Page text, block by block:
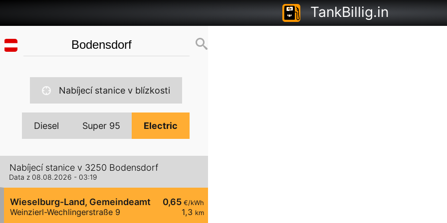
TankBillig.in
Nabíjecí stanice v blízkosti
Diesel Super 95 Electric
Nabíjecí stanice v 3250 Bodensdorf
Data z 08.08.2026 - 03:19
0,65€/kWh
1,3 km
Wieselburg-Land, Gemeindeamt Weinzierl
Weinzierl-Wechlingerstraße 9